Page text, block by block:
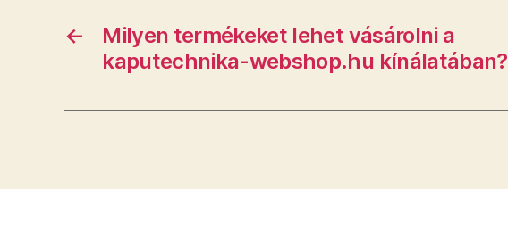
←
Milyen termékeket lehet vásárolni a
kaputechnika-webshop.hu kínálatában?